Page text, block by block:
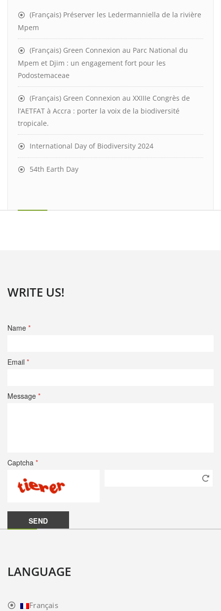
(Français) Préserver les Ledermanniella de la rivière
Mpem
(Français) Green Connexion au Parc National du
Mpem et Djim : un engagement fort pour les
Podostemaceae
(Français) Green Connexion au XXIIIe Congrès de
l’AETFAT à Accra : porter la voix de la biodiversité
tropicale.
International Day of Biodiversity 2024
54th Earth Day
WRITE US!
Name *
Email *
Message *
Captcha *
LANGUAGE
Français